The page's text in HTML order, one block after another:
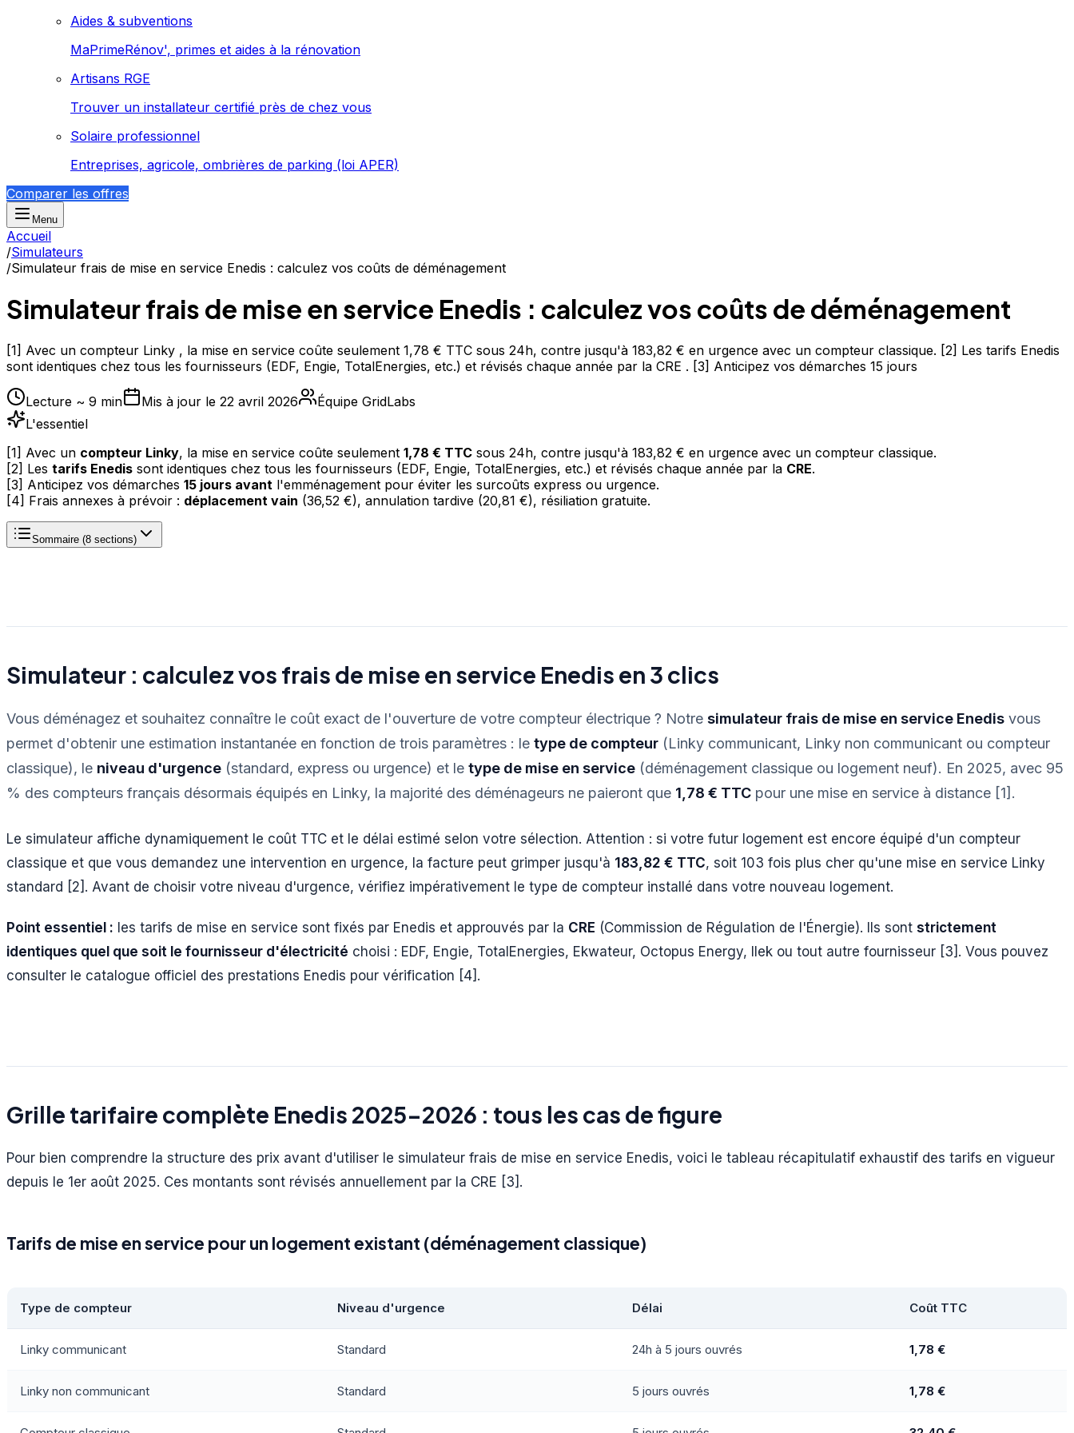
Aides & subventions
MaPrimeRénov', primes et aides à la rénovation
Artisans RGE
Trouver un installateur certifié près de chez vous
Solaire professionnel
Entreprises, agricole, ombrières de parking (loi APER)
Comparer les offres
Menu
Accueil
/Simulateurs
/Simulateur frais de mise en service Enedis : calculez vos coûts de déménagement
Simulateur frais de mise en service Enedis : calculez vos coûts de déménagement
[1] Avec un compteur Linky , la mise en service coûte seulement 1,78 € TTC sous 24h, contre jusqu'à 183,82 € en urgence avec un compteur classique. [2] Les tarifs Enedis
sont identiques chez tous les fournisseurs (EDF, Engie, TotalEnergies, etc.) et révisés chaque année par la CRE . [3] Anticipez vos démarches 15 jours
Lecture ~ 9 min Mis à jour le 22 avril 2026
Équipe GridLabs
L'essentiel
[1] Avec un compteur Linky, la mise en service coûte seulement 1,78 € TTC sous 24h, contre jusqu'à 183,82 € en urgence avec un compteur classique.
[2] Les tarifs Enedis sont identiques chez tous les fournisseurs (EDF, Engie, TotalEnergies, etc.) et révisés chaque année par la CRE.
[3] Anticipez vos démarches 15 jours avant l'emménagement pour éviter les surcoûts express ou urgence.
[4] Frais annexes à prévoir : déplacement vain (36,52 €), annulation tardive (20,81 €), résiliation gratuite.
Sommaire (8 sections)
Simulateur : calculez vos frais de mise en service Enedis en 3 clics
Vous déménagez et souhaitez connaître le coût exact de l'ouverture de votre compteur électrique ? Notre simulateur frais de mise en service Enedis vous
permet d'obtenir une estimation instantanée en fonction de trois paramètres : le type de compteur (Linky communicant, Linky non communicant ou compteur
classique), le niveau d'urgence (standard, express ou urgence) et le type de mise en service (déménagement classique ou logement neuf). En 2025, avec 95
% des compteurs français désormais équipés en Linky, la majorité des déménageurs ne paieront que 1,78 € TTC pour une mise en service à distance [1].
Le simulateur affiche dynamiquement le coût TTC et le délai estimé selon votre sélection. Attention : si votre futur logement est encore équipé d'un compteur
classique et que vous demandez une intervention en urgence, la facture peut grimper jusqu'à 183,82 € TTC, soit 103 fois plus cher qu'une mise en service Linky
standard [2]. Avant de choisir votre niveau d'urgence, vérifiez impérativement le type de compteur installé dans votre nouveau logement.
Point essentiel : les tarifs de mise en service sont fixés par Enedis et approuvés par la CRE (Commission de Régulation de l'Énergie). Ils sont strictement
identiques quel que soit le fournisseur d'électricité choisi : EDF, Engie, TotalEnergies, Ekwateur, Octopus Energy, Ilek ou tout autre fournisseur [3]. Vous pouvez
consulter le catalogue officiel des prestations Enedis pour vérification [4].
Grille tarifaire complète Enedis 2025-2026 : tous les cas de figure
Pour bien comprendre la structure des prix avant d'utiliser le simulateur frais de mise en service Enedis, voici le tableau récapitulatif exhaustif des tarifs en vigueur
depuis le 1er août 2025. Ces montants sont révisés annuellement par la CRE [3].
Tarifs de mise en service pour un logement existant (déménagement classique)
Type de compteur Niveau d'urgence Délai Coût TTC
Linky communicant Standard 24h à 5 jours ouvrés 1,78 €
Linky non communicant Standard 5 jours ouvrés 1,78 €